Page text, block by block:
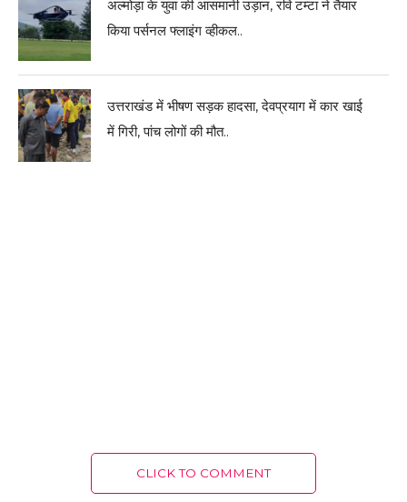
अल्मोड़ा के युवा की आसमानी उड़ान, रवि टम्टा ने तैयार
किया पर्सनल फ्लाइंग व्हीकल..
उत्तराखंड में भीषण सड़क हादसा, देवप्रयाग में कार खाई
में गिरी, पांच लोगों की मौत..
CLICK TO COMMENT